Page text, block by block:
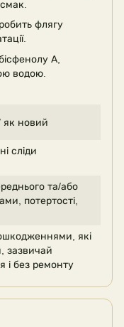
флягу
А,
водою.
як новий
сліди
та/або
потертості,
які
зазвичай
і без ремонту